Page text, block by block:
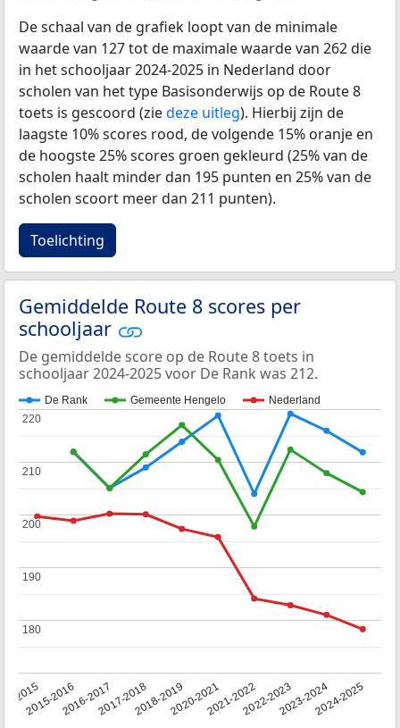
De schaal van de grafiek loopt van de minimale
waarde van 127 tot de maximale waarde van 262 die
in het schooljaar 2024-2025 in Nederland door
scholen van het type Basisonderwijs op de Route 8
toets is gescoord (ziedeze uitleg). Hierbij zijn de
laagste 10% scores rood, de volgende 15% oranje en
de hoogste 25% scores groen gekleurd (25% van de
scholen haalt minder dan 195 punten en 25% van de
scholen scoort meer dan 211 punten).
Toelichting
Gemiddelde Route 8 scores per
schooljaar
De gemiddelde score op de Route 8 toets in
schooljaar 2024-2025 voor De Rank was 212.
De Rank Gemeente Hengelo Nederland
2015
2015-20162016-20172017-20182018-20192020-20212021-20222022-20232023-20242024-2025
180
180
190
190
200
200
210
210
220
220